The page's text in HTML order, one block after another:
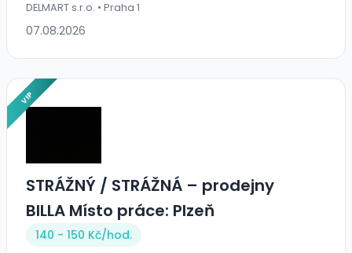
DELMART s.r.o. • Praha 1
07.08.2026
VIP
STRÁŽNÝ / STRÁŽNÁ – prodejny
BILLA Místo práce: Plzeň
140 - 150 Kč/hod.